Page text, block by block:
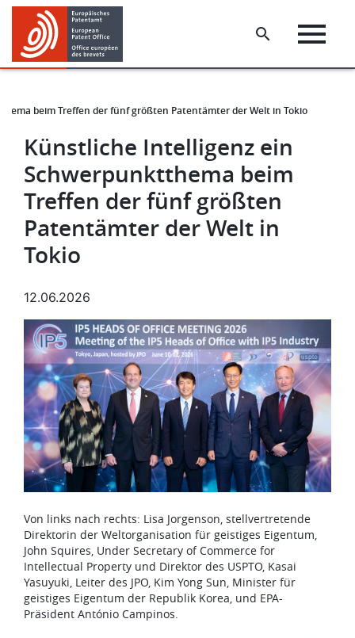
Skip
main
content
Skip
footer
beim Treffen der fünf größten Patentämter der Welt in Tokio
​​​Künstliche Intelligenz ein
Schwerpunktthema beim
Treffen der fünf größten
Patentämter der Welt in
Tokio
12.06.2026
Bild
Von links nach rechts: Lisa Jorgenson, stellvertretende
Direktorin der Weltorganisation für geistiges Eigentum,
John Squires, Under Secretary of Commerce for
Intellectual Property und Direktor des USPTO, Kasai
Yasuyuki, Leiter des JPO, Kim Yong Sun, Minister für
geistiges Eigentum der Republik Korea, und EPA-
Präsident António Campinos.